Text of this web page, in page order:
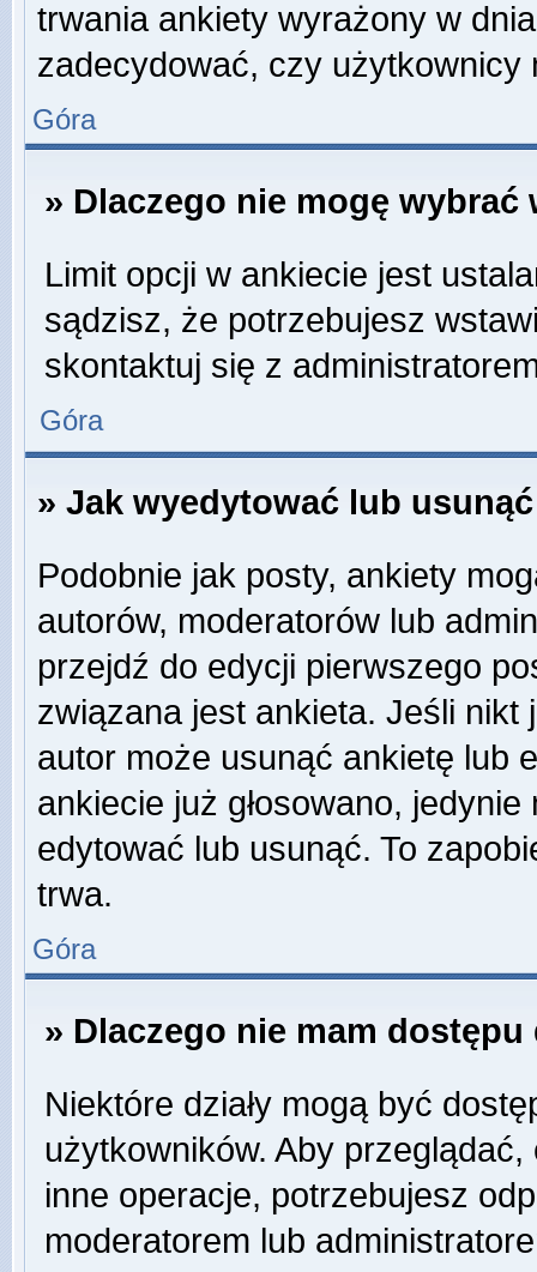
trwania ankiety wyrażony w
zadecydować, czy użytkownicy
Góra
» Dlaczego nie mogę wybrać
Limit opcji w ankiecie jest
sądzisz, że potrzebujesz
skontaktuj się z
Góra
» Jak wyedytować lub
Podobnie jak posty, ankiety
autorów, moderatorów lub
przejdź do edycji pierwszego
związana jest ankieta. Jeśli nikt
autor może usunąć ankietę lub
ankiecie już głosowano,
edytować lub usunąć. To
trwa.
Góra
» Dlaczego nie mam dostępu
Niektóre działy mogą być
użytkowników. Aby
inne operacje, potrzebujesz
moderatorem lub